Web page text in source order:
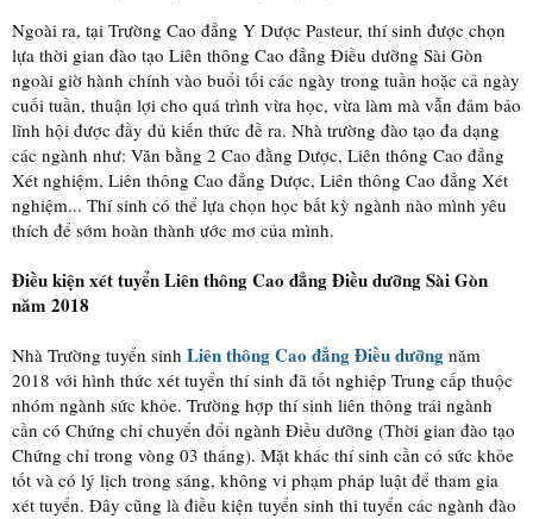
Ngoài ra, tại Trường Cao đẳng Y Dược Pasteur, thí sinh được chọn
lựa thời gian đào tạo Liên thông Cao đẳng Điều dưỡng Sài Gòn
ngoài giờ hành chính vào buổi tối các ngày trong tuần hoặc cả ngày
cuối tuần, thuận lợi cho quá trình vừa học, vừa làm mà vẫn đảm bảo
lĩnh hội được đầy đủ kiến thức đề ra. Nhà trường đào tạo đa dạng
các ngành như: Văn bằng 2 Cao đằng Dược, Liên thông Cao đẳng
Xét nghiệm, Liên thông Cao đẳng Dược, Liên thông Cao đẳng Xét
nghiệm... Thí sinh có thể lựa chọn học bất kỳ ngành nào mình yêu
thích để sớm hoàn thành ước mơ của mình.
Điều kiện xét tuyển Liên thông Cao đẳng Điều dưỡng Sài Gòn
năm 2018
Nhà Trường tuyển sinh Liên thông Cao đẳng Điều dưỡng năm
2018 với hình thức xét tuyển thí sinh đã tốt nghiệp Trung cấp thuộc
nhóm ngành sức khỏe. Trường hợp thí sinh liên thông trái ngành
cần có Chứng chỉ chuyển đổi ngành Điều dưỡng (Thời gian đào tạo
Chứng chỉ trong vòng 03 tháng). Mặt khác thí sinh cần có sức khỏe
tốt và có lý lịch trong sáng, không vi phạm pháp luật để tham gia
xét tuyển. Đây cũng là điều kiện tuyển sinh thi tuyển các ngành đào